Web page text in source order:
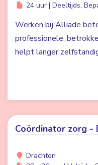
24 uur | Deeltijds,
Werken bij Alliade
professionele,
helpt langer
Coördinator zorg -
Drachten